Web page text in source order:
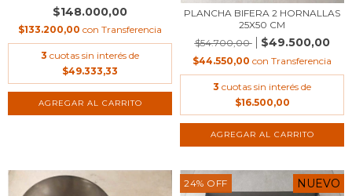
$148.000,00
$133.200,00 con Transferencia
3 cuotas sin interés de
$49.333,33
PLANCHA BIFERA 2 HORNALLAS
25X50 CM
$54.700,00
$49.500,00
$44.550,00 con Transferencia
3 cuotas sin interés de
$16.500,00
24% OFF NUEVO